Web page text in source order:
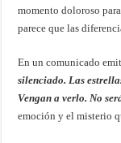
momento doloroso
parece que las
En un comunicado
silenciado. Las
Vengan a verlo. No
emoción y el misterio